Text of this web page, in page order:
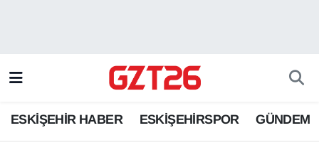
ESKİŞEHİR HABER ESKİŞEHİRSPOR GÜNDEM
ESKİŞEHİRSPOR
GÜNDEM
Odunpazarı Trafik Yoğunluk Haritası
Süper Lig Puan Durumu ve Fikstür